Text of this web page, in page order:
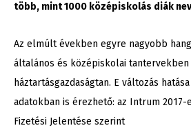
több, mint 1000 középiskolás diák
Az elmúlt években egyre nagyobb
általános és középiskolai tantervekben
háztartásgazdaságtan. E változás
adatokban is érezhető: az Intrum 2017-
Fizetési Jelentése szerint